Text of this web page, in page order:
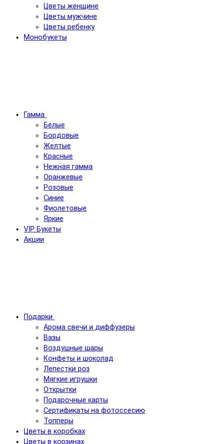
Цветы женщине
Цветы мужчине
Цветы ребенку
Монобукеты
Гамма
Белые
Бордовые
Желтые
Красные
Нежная гамма
Оранжевые
Розовые
Синие
Фиолетовые
Яркие
VIP Букеты
Акции
Подарки
Арома свечи и диффузеры
Вазы
Воздушные шары
Конфеты и шоколад
Лепестки роз
Мягкие игрушки
Открытки
Подарочные карты
Сертификаты на фотоссесию
Топперы
Цветы в коробках
Цветы в корзинах